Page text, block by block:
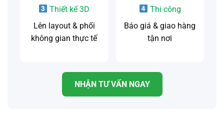
Thiết kế 3D
Lên layout & phối
không gian thực tế
Thi công
Báo giá & giao hàng
tận nơi
NHẬN TƯ VẤN NGAY